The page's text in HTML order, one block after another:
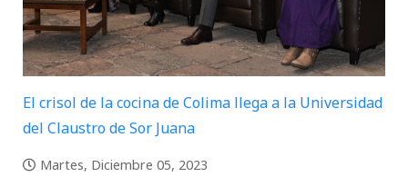
El crisol de la cocina de Colima llega a la Universidad
del Claustro de Sor Juana
Martes, Diciembre 05, 2023